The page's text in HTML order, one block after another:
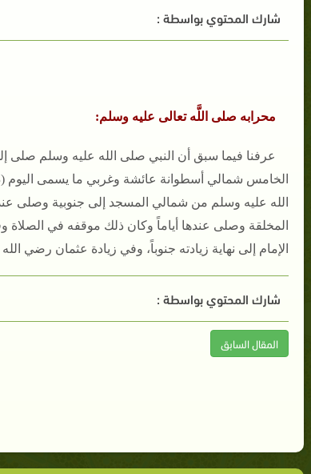
شارك المحتوي بواسطة :
محرابه صلى اللَّه تعالى عليه وسلم:
عرفنا فيما سبق أن النبي صلى الله عليه وسلم
الخامس شمالي أسطوانة عائشة وغربي ما يسمى اليوم
الله عليه وسلم من شمالي المسجد إلى جنوبية وصلى
المخلقة وصلى عندها أياماً وكان ذلك موقفه في
الإمام إلى نهاية زيادته جنوباً، وفي زيادة عثمان رضي
شارك المحتوي بواسطة :
المقال السابق